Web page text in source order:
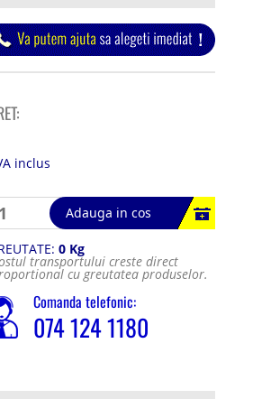
inclus
Adauga in cos
0 Kg
transportului creste direct
cu greutatea produselor.
Comanda telefonic:
074 124 1180